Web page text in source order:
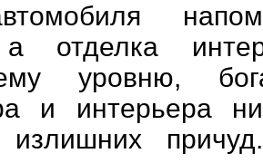
отделка
уровню,
и интерьера
излишних